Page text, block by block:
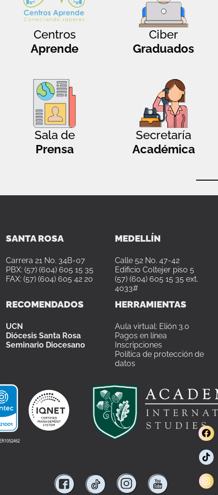
Centros
Aprende
Ciber
Graduados
Sala de
Prensa
Secretaría
Académica
SANTA ROSA
Carrera 21 No. 34B-07
PBX: (57) (604) 605 15 35
FAX: (57) (604) 605 42 20
MEDELLÍN
Calle 52 No. 47-42
Edificio Coltejer piso 5
(57) (604) 605 15 35 ext.
4033#
RECOMENDADOS
UCN
Diócesis Santa Rosa
Seminario Diocesano
HERRAMIENTAS
Aula virtual: Elión 3.0
Pagos en línea
Inscripciones
Política de protección de
datos